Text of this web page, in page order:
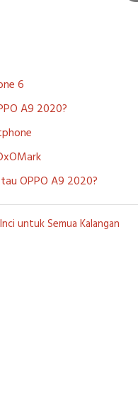
6
A9 2020?
OPPO A9 2020?
untuk Semua Kalangan